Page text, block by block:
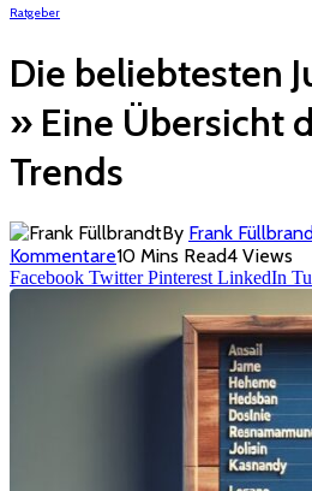
Ratgeber
Die beliebtesten
» Eine Übersicht
Trends
By Frank
Kommentare10 Mins Read4 Views
Facebook Twitter Pinterest LinkedIn